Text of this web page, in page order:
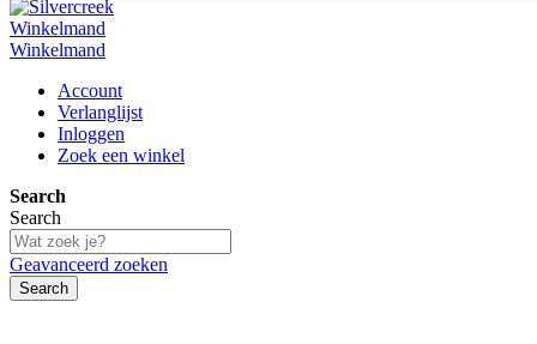
Winkelmand
Winkelmand
Account
Verlanglijst
Inloggen
Zoek een winkel
Search
Search
Geavanceerd zoeken
Search